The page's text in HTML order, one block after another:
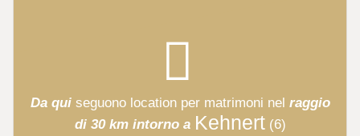
Da quiseguono location per matrimoni nel raggio
di 30 km intorno a Kehnert (6)